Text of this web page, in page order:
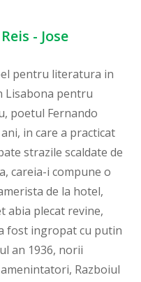
- Jose
pentru literatura in
Lisabona pentru
poetul Fernando
in care a practicat
strazile scaldate de
careia-i compune o
de la hotel,
abia plecat revine,
fost ingropat cu putin
an 1936, norii
Razboiul